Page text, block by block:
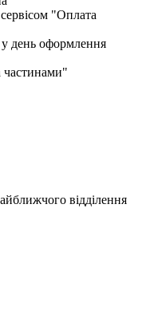
"Оплата
день оформлення
частинами"
відділення